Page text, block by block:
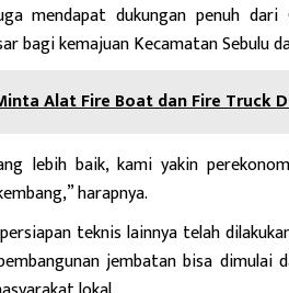
mendapat dukungan penuh dari
bagi kemajuan Kecamatan Sebulu
Alat Fire Boat dan Fire Truck
lebih baik, kami yakin
harapnya.
teknis lainnya telah
jembatan bisa